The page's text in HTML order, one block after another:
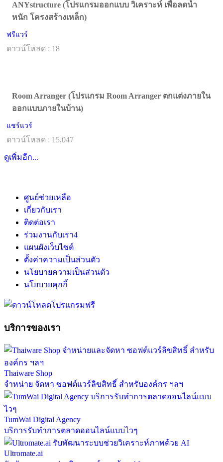
ANYstructure (โปรแกรมออกแบบ วิเคราะห์ เพื่อลดน้ำ
หนัก โครงสร้างเหล็ก)
ฟรีแวร์
ดาวน์โหลด : 18
Room Arranger (โปรแกรม Room Arranger ตกแต่งภายใน
ออกแบบภายในบ้าน)
แชร์แวร์
ดาวน์โหลด : 15,047
ดูเพิ่มอีก...
ศูนย์ช่วยเหลือ
เกี่ยวกับเรา
ติดต่อเรา
ร่วมงานกับเรา4
แผนผังเว็บไซต์
ตั้งค่าความเป็นส่วนตัว
นโยบายความเป็นส่วนตัว
นโยบายคุกกี้
บริการของเรา
Thaiware Shop
จำหน่าย จัดหา ซอฟต์แวร์ลิขสิทธิ์ สำหรับองค์กร ฯลฯ
TumWai Digital Agency
บริการรับทำการตลาดออนไลน์แบบไวๆ
Ultromate.ai